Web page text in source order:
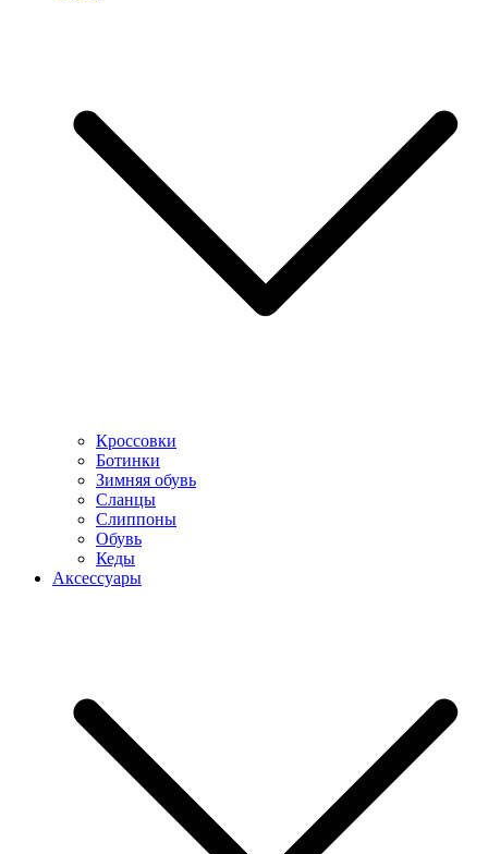
Кроссовки
Ботинки
Зимняя обувь
Сланцы
Слиппоны
Обувь
Кеды
Аксессуары